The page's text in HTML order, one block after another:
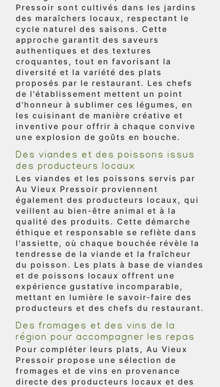
Pressoir sont cultivés dans les jardins
des maraîchers locaux, respectant le
cycle naturel des saisons. Cette
approche garantit des saveurs
authentiques et des textures
croquantes, tout en favorisant la
diversité et la variété des plats
proposés par le restaurant. Les chefs
de l'établissement mettent un point
d'honneur à sublimer ces légumes, en
les cuisinant de manière créative et
inventive pour offrir à chaque convive
une explosion de goûts en bouche.
Des viandes et des poissons issus
des producteurs locaux
Les viandes et les poissons servis par
Au Vieux Pressoir proviennent
également des producteurs locaux, qui
veillent au bien-être animal et à la
qualité des produits. Cette démarche
éthique et responsable se reflète dans
l'assiette, où chaque bouchée révèle la
tendresse de la viande et la fraîcheur
du poisson. Les plats à base de viandes
et de poissons locaux offrent une
expérience gustative incomparable,
mettant en lumière le savoir-faire des
producteurs et des chefs du restaurant.
Des fromages et des vins de la
région pour accompagner les repas
Pour compléter leurs plats, Au Vieux
Pressoir propose une sélection de
fromages et de vins en provenance
directe des producteurs locaux et des